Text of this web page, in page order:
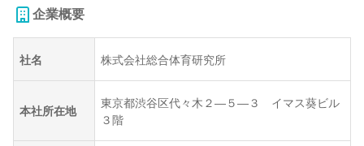
企業概要
社名 株式会社総合体育研究所
本社所在地
東京都渋谷区代々木２―５―３ イマス葵ビル
３階